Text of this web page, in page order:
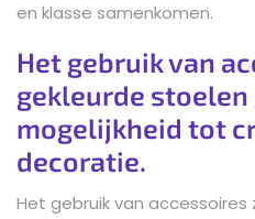
en klasse samenkomen.
Het gebruik van
gekleurde stoelen
mogelijkheid tot
decoratie.
Het gebruik van